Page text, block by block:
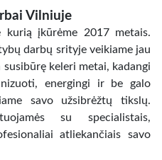
Vilniuje
įkūrėme 2017 metais.
darbų srityje veikiame jau
keleri metai, kadangi
energingi ir be galo
savo užsibrėžtų tikslų.
su specialistais,
atliekančiais savo